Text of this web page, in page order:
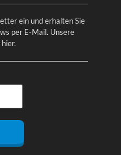
ein und erhalten Sie
per E-Mail. Unsere
hier.